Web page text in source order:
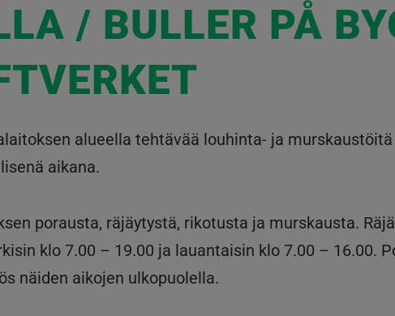
/ BULLER PÅ
alueella tehtävää louhinta- ja
aikana.
porausta, räjäytystä, rikotusta ja murskausta.
klo 7.00 – 19.00 ja lauantaisin klo 7.00 – 16.00.
näiden aikojen ulkopuolella.